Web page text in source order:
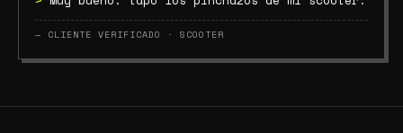
— CLIENTE VERIFICADO · SCOOTER